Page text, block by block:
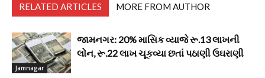
RELATED ARTICLES MORE FROM AUTHOR
Jamnagar
જામનગર: 20% માસિક વ્યાજે રૂ.13 લાખની
લોન, રૂ.22 લાખ ચૂકવ્યા છતાં પઠાણી ઉઘરાણી